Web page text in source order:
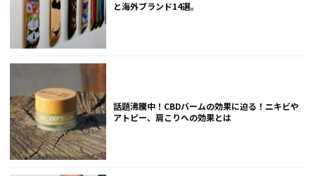
と海外ブランド14選。
話題沸騰中！CBDバームの効果に迫る！ニキビや
アトピー、肩こりへの効果とは